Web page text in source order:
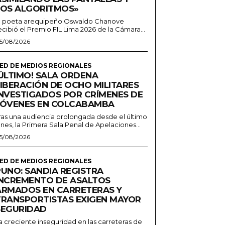
ALGORITMOS»
poeta arequipeño Oswaldo Chanove
el Premio FIL Lima 2026 de la Cámara...
08/2026
DE MEDIOS REGIONALES
SALA ORDENA
DE OCHO MILITARES
POR CRÍMENES DE
EN COLCABAMBA
una audiencia prolongada desde el último
la Primera Sala Penal de Apelaciones...
08/2026
DE MEDIOS REGIONALES
SANDIA REGISTRA
DE ASALTOS
EN CARRETERAS Y
EXIGEN MAYOR
creciente inseguridad en las carreteras de